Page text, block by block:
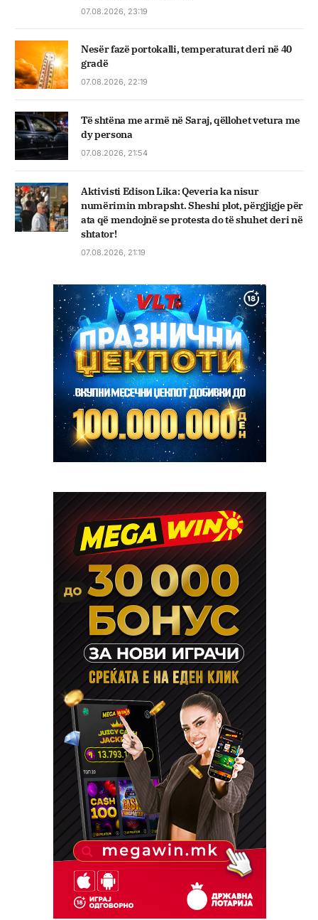
07.08.2026, 23:19
Nesër fazë portokalli, temperaturat deri në 40
gradë
07.08.2026, 22:19
Të shtëna me armë në Saraj, qëllohet vetura me
dy persona
07.08.2026, 21:54
Aktivisti Edison Lika: Qeveria ka nisur
numërimin mbrapsht. Sheshi plot, përgjigje për
ata që mendojnë se protesta do të shuhet deri në
shtator!
07.08.2026, 21:19